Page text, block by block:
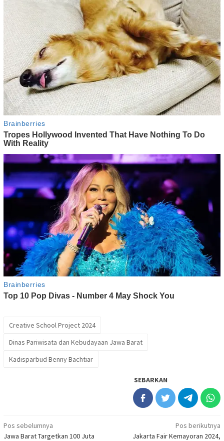
Creative School Project 2024
Dinas Pariwisata dan Kebudayaan Jawa Barat
Kadisparbud Benny Bachtiar
SEBARKAN
Navigasi
Pos sebelumnya
Jawa Barat Targetkan 100 Juta
Pos berikutnya
Jakarta Fair Kemayoran 2024,